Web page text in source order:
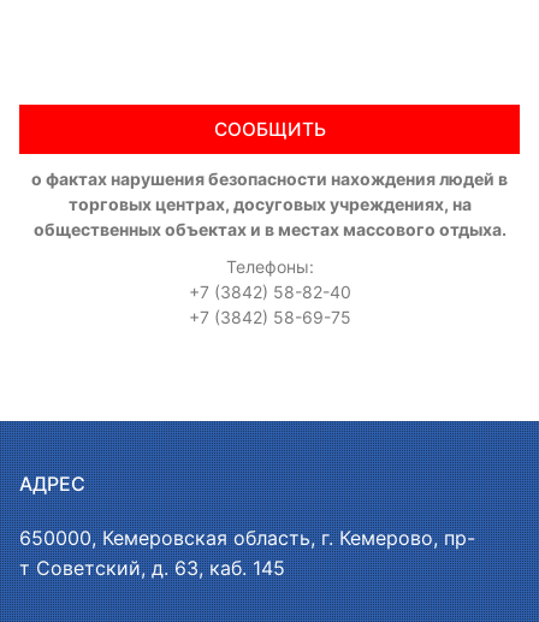
СООБЩИТЬ
о фактах нарушения безопасности нахождения людей в
торговых центрах, досуговых учреждениях, на
общественных объектах и в местах массового отдыха.
Телефоны:
+7 (3842) 58-82-40
+7 (3842) 58-69-75
АДРЕС
650000, Кемеровская область, г. Кемерово, пр-
т Советский, д. 63, каб. 145